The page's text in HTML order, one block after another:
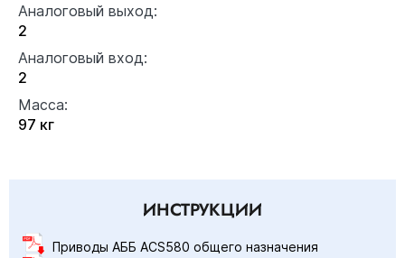
Аналоговый выход:
2
Аналоговый вход:
2
Масса:
97 кг
ИНСТРУКЦИИ
Приводы АББ ACS580 общего назначения